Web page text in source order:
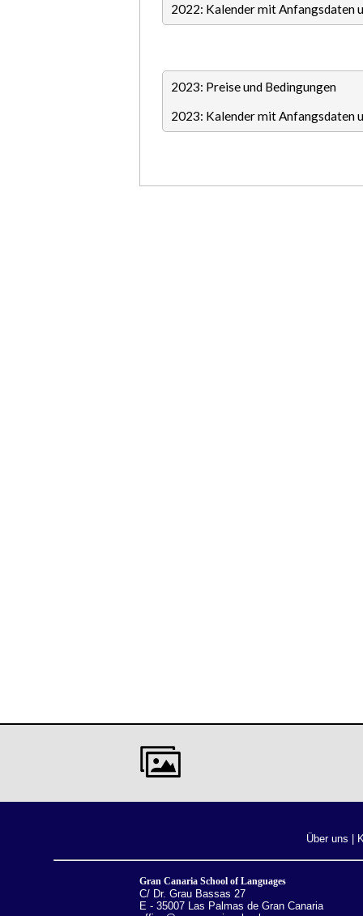
2022: Kalender mit Anfangsdaten
2023: Preise und Bedingungen
2023: Kalender mit Anfangsdaten
Über uns
Gran Canaria School of Languages
C/ Dr. Grau Bassas 27
E - 35007 Las Palmas de Gran Canaria